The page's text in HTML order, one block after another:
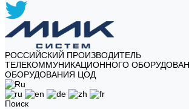
РОССИЙСКИЙ ПРОИЗВОДИТЕЛЬ
ТЕЛЕКОММУНИКАЦИОННОГО
ОБОРУДОВАНИЯ ЦОД
Поиск